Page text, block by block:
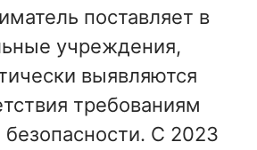
поставляет в
учреждения,
выявляются
требованиям
безопасности. С 2023